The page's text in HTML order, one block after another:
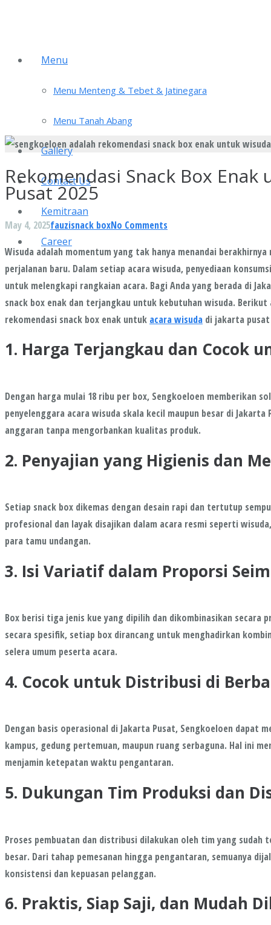
Menu
Menu Menteng & Tebet & Jatinegara
Menu Tanah Abang
Gallery
Contact Us
Kemitraan
Career
Rekomendasi Snack Box
Pusat 2025
May 4, 2025fauzisnack boxNo Comments
Wisuda adalah momentum yang tak hanya menandai
perjalanan baru. Dalam setiap acara wisuda, penyediaan
untuk melengkapi rangkaian acara. Bagi Anda yang berada di
snack box enak dan terjangkau untuk kebutuhan wisuda.
rekomendasi snack box enak untuk acara wisuda di jakarta pusat
1. Harga Terjangkau dan Cocok
Dengan harga mulai 18 ribu per box, Sengkoeloen memberikan
penyelenggara acara wisuda skala kecil maupun besar di
anggaran tanpa mengorbankan kualitas produk.
2. Penyajian yang Higienis dan
Setiap snack box dikemas dengan desain rapi dan tertutup
profesional dan layak disajikan dalam acara resmi seperti
para tamu undangan.
3. Isi Variatif dalam Proporsi
Box berisi tiga jenis kue yang dipilih dan dikombinasikan secara
secara spesifik, setiap box dirancang untuk menghadirkan
selera umum peserta acara.
4. Cocok untuk Distribusi di
Dengan basis operasional di Jakarta Pusat, Sengkoeloen dapat
kampus, gedung pertemuan, maupun ruang serbaguna. Hal ini
menjamin ketepatan waktu pengantaran.
5. Dukungan Tim Produksi dan
Proses pembuatan dan distribusi dilakukan oleh tim yang sudah
besar. Dari tahap pemesanan hingga pengantaran, semuanya
konsistensi dan kepuasan pelanggan.
6. Praktis, Siap Saji, dan Mudah